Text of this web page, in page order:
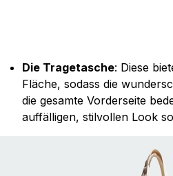
Die Tragetasche: Diese
Fläche, sodass die
die gesamte Vorderseite
auffälligen, stilvollen Look